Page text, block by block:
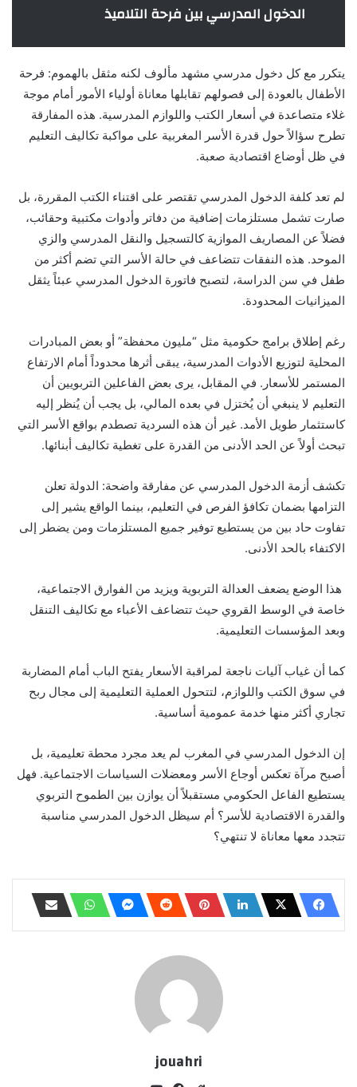
الدخول المدرسي بين فرحة التلاميذ
يتكرر مع كل دخول مدرسي مشهد مألوف لكنه مثقل بالهموم: فرحة
الأطفال بالعودة إلى فصولهم تقابلها معاناة أولياء الأمور أمام موجة
غلاء متصاعدة في أسعار الكتب واللوازم المدرسية. هذه المفارقة
تطرح سؤالاً حول قدرة الأسر المغربية على مواكبة تكاليف التعليم
في ظل أوضاع اقتصادية صعبة.
لم تعد كلفة الدخول المدرسي تقتصر على اقتناء الكتب المقررة، بل
صارت تشمل مستلزمات إضافية من دفاتر وأدوات مكتبية وحقائب،
فضلاً عن المصاريف الموازية كالتسجيل والنقل المدرسي والزي
الموحد. هذه النفقات تتضاعف في حالة الأسر التي تضم أكثر من
طفل في سن الدراسة، لتصبح فاتورة الدخول المدرسي عبئاً يثقل
الميزانيات المحدودة.
رغم إطلاق برامج حكومية مثل “مليون محفظة” أو بعض المبادرات
المحلية لتوزيع الأدوات المدرسية، يبقى أثرها محدوداً أمام الارتفاع
المستمر للأسعار. في المقابل، يرى بعض الفاعلين التربويين أن
التعليم لا ينبغي أن يُختزل في بعده المالي، بل يجب أن يُنظر إليه
كاستثمار طويل الأمد. غير أن هذه السردية تصطدم بواقع الأسر التي
تبحث أولاً عن الحد الأدنى من القدرة على تغطية تكاليف أبنائها.
تكشف أزمة الدخول المدرسي عن مفارقة واضحة: الدولة تعلن
التزامها بضمان تكافؤ الفرص في التعليم، بينما الواقع يشير إلى
تفاوت حاد بين من يستطيع توفير جميع المستلزمات ومن يضطر إلى
الاكتفاء بالحد الأدنى.
هذا الوضع يضعف العدالة التربوية ويزيد من الفوارق الاجتماعية،
خاصة في الوسط القروي حيث تتضاعف الأعباء مع تكاليف التنقل
وبعد المؤسسات التعليمية.
كما أن غياب آليات ناجعة لمراقبة الأسعار يفتح الباب أمام المضاربة
في سوق الكتب واللوازم، لتتحول العملية التعليمية إلى مجال ربح
تجاري أكثر منها خدمة عمومية أساسية.
إن الدخول المدرسي في المغرب لم يعد مجرد محطة تعليمية، بل
أصبح مرآة تعكس أوجاع الأسر ومعضلات السياسات الاجتماعية. فهل
يستطيع الفاعل الحكومي مستقبلاً أن يوازن بين الطموح التربوي
والقدرة الاقتصادية للأسر؟ أم سيظل الدخول المدرسي مناسبة
تتجدد معها معاناة لا تنتهي؟
jouahri